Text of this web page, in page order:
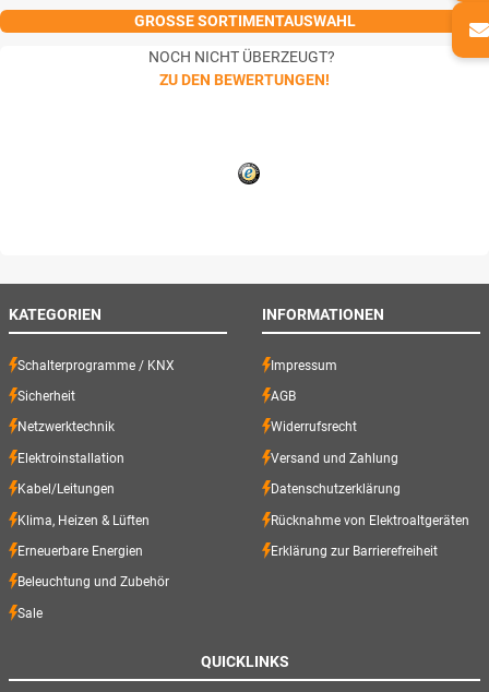
GROSSE SORTIMENTAUSWAHL
NOCH NICHT ÜBERZEUGT?
ZU DEN BEWERTUNGEN!
KATEGORIEN
Schalterprogramme / KNX
Sicherheit
Netzwerktechnik
Elektroinstallation
Kabel/Leitungen
Klima, Heizen & Lüften
Erneuerbare Energien
Beleuchtung und Zubehör
Sale
INFORMATIONEN
Impressum
AGB
Widerrufsrecht
Versand und Zahlung
Datenschutzerklärung
Rücknahme von Elektroaltgeräten
Erklärung zur Barrierefreiheit
QUICKLINKS